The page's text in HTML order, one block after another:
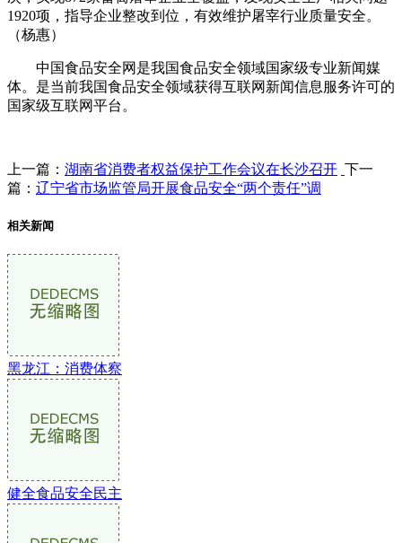
1920项，指导企业整改到位，有效维护屠宰行业质量安全。
（杨惠）
中国食品安全网是我国食品安全领域国家级专业新闻媒
体。是当前我国食品安全领域获得互联网新闻信息服务许可的
国家级互联网平台。
上一篇： 湖南省消费者权益保护工作会议在长沙召开 下一
篇： 辽宁省市场监管局开展食品安全“两个责任”调
相关新闻
黑龙江：消费体察
健全食品安全民主